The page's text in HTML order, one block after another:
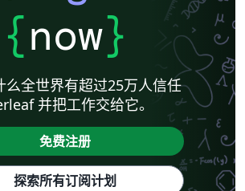
{now}
么全世界有超过25万人信任
并把工作交给它。
免费注册
探索所有订阅计划